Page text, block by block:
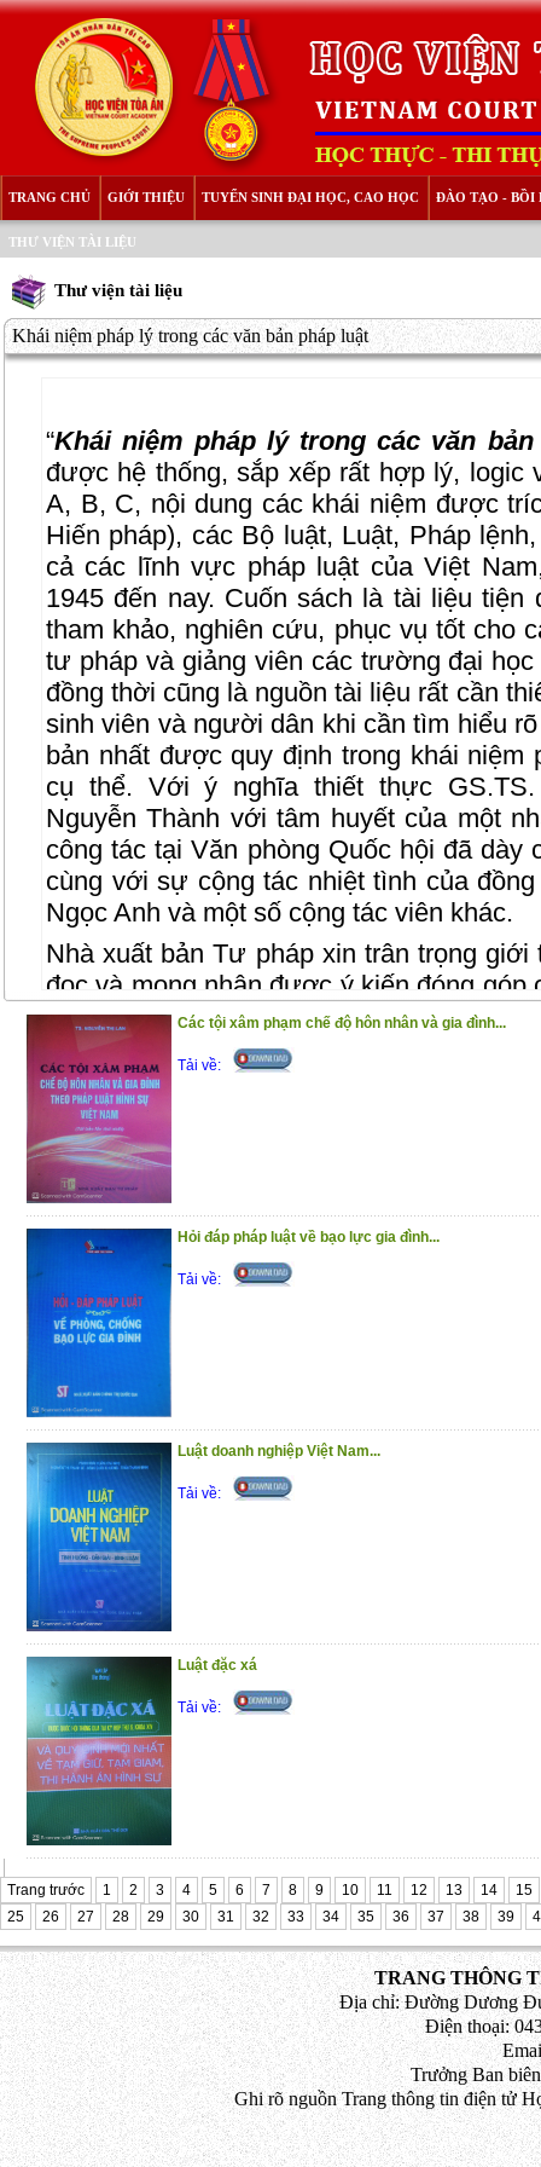
TRANG CHỦ GIỚI THIỆU TUYỂN SINH ĐẠI HỌC, CAO HỌC ĐÀO TẠO - BỒI
THƯ VIỆN TÀI LIỆU
Thư viện tài liệu
Khái niệm pháp lý trong các văn bản pháp luật
“Khái niệm pháp lý trong các văn
được hệ thống, sắp xếp rất hợp lý, logic
A, B, C, nội dung các khái niệm được
Hiến pháp), các Bộ luật, Luật, Pháp
cả các lĩnh vực pháp luật của Việt
1945 đến nay. Cuốn sách là tài liệu
tham khảo, nghiên cứu, phục vụ tốt cho
tư pháp và giảng viên các trường đại
đồng thời cũng là nguồn tài liệu rất cần
sinh viên và người dân khi cần tìm hiểu
bản nhất được quy định trong khái
cụ thể. Với ý nghĩa thiết thực
Nguyễn Thành với tâm huyết của một
công tác tại Văn phòng Quốc hội đã dày
cùng với sự cộng tác nhiệt tình của
Ngọc Anh và một số cộng tác viên khác.
Nhà xuất bản Tư pháp xin trân trọng giới
đọc và mong nhận được ý kiến đóng góp
được hoàn thiện hơn trong lần tái bản
Các tội xâm phạm chế độ hôn nhân và gia đình...
Tải về:
Hỏi đáp pháp luật về bạo lực gia đình...
Tải về:
Luật doanh nghiệp Việt Nam...
Tải về:
Luật đặc xá
Tải về:
Trang trước 1 2 3 4 5 6 7 8 9 10 11 12 13 14
15
25
26 27 28 29 30 31 32 33 34 35 36 37 38 39
TRANG THÔNG
Địa chỉ: Đường Dương
Điện thoại:
Trưởng Ban
Ghi rõ nguồn Trang thông tin điện tử